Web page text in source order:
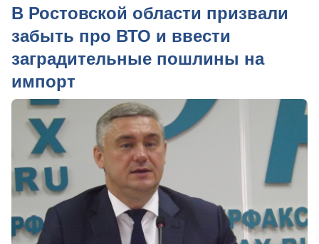
В Ростовской области призвали
забыть про ВТО и ввести
заградительные пошлины на
импорт